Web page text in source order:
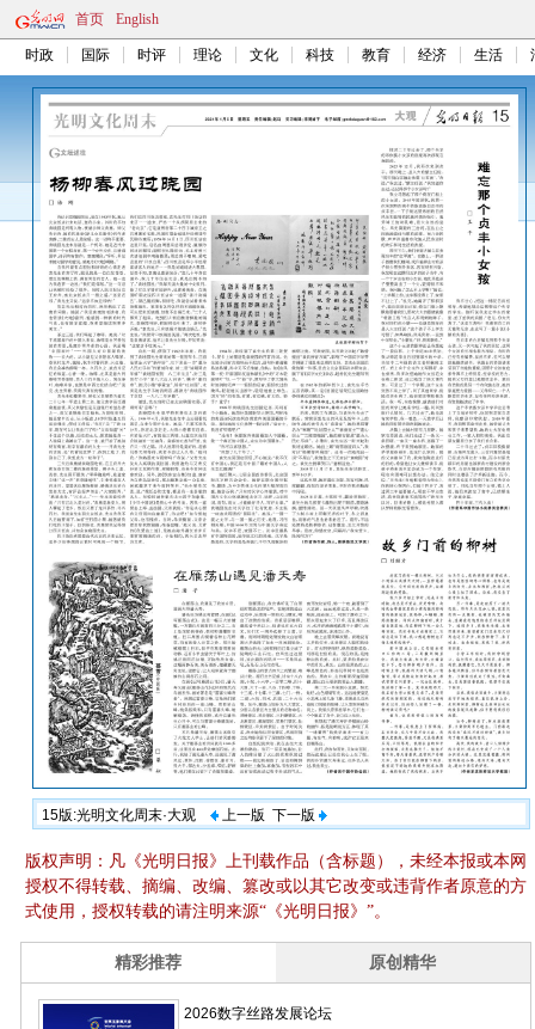
首页 English
时政 国际 时评 理论 文化 科技 教育 经济 生活
15版:光明文化周末·大观 上一版 下一版
版权声明：凡《光明日报》上刊载作品（含标题），未经本报或本网
授权不得转载、摘编、改编、篡改或以其它改变或违背作者原意的方
式使用，授权转载的请注明来源“《光明日报》”。